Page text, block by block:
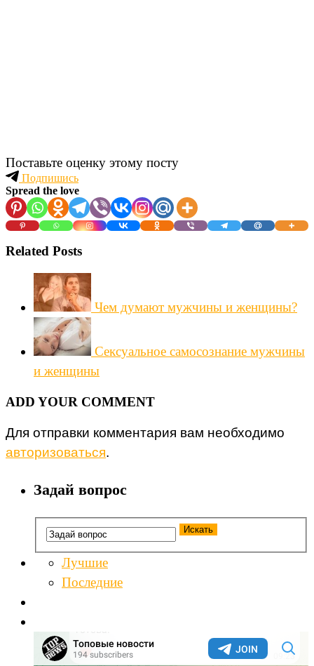
Поставьте оценку этому посту
Подпишись
Spread the love
Related Posts
Чем думают мужчины и женщины?
Сексуальное самосознание мужчины
и женщины
ADD YOUR COMMENT
Для отправки комментария вам необходимо
авторизоваться.
Задай вопрос
Лучшие
Последние